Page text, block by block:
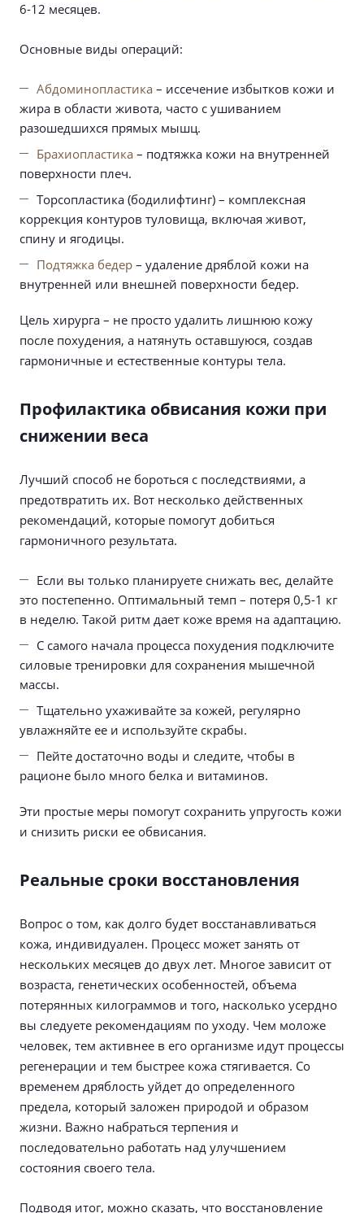
6-12 месяцев.
Основные виды операций:
Абдоминопластика – иссечение избытков кожи и
жира в области живота, часто с ушиванием
разошедшихся прямых мышц.
Брахиопластика – подтяжка кожи на внутренней
поверхности плеч.
Торсопластика (бодилифтинг) – комплексная
коррекция контуров туловища, включая живот,
спину и ягодицы.
Подтяжка бедер – удаление дряблой кожи на
внутренней или внешней поверхности бедер.
Цель хирурга – не просто удалить лишнюю кожу
после похудения, а натянуть оставшуюся, создав
гармоничные и естественные контуры тела.
Профилактика обвисания кожи при
снижении веса
Лучший способ не бороться с последствиями, а
предотвратить их. Вот несколько действенных
рекомендаций, которые помогут добиться
гармоничного результата.
Если вы только планируете снижать вес, делайте
это постепенно. Оптимальный темп – потеря 0,5-1 кг
в неделю. Такой ритм дает коже время на адаптацию.
С самого начала процесса похудения подключите
силовые тренировки для сохранения мышечной
массы.
Тщательно ухаживайте за кожей, регулярно
увлажняйте ее и используйте скрабы.
Пейте достаточно воды и следите, чтобы в
рационе было много белка и витаминов.
Эти простые меры помогут сохранить упругость кожи
и снизить риски ее обвисания.
Реальные сроки восстановления
Вопрос о том, как долго будет восстанавливаться
кожа, индивидуален. Процесс может занять от
нескольких месяцев до двух лет. Многое зависит от
возраста, генетических особенностей, объема
потерянных килограммов и того, насколько усердно
вы следуете рекомендациям по уходу. Чем моложе
человек, тем активнее в его организме идут процессы
регенерации и тем быстрее кожа стягивается. Со
временем дряблость уйдет до определенного
предела, который заложен природой и образом
жизни. Важно набраться терпения и
последовательно работать над улучшением
состояния своего тела.
Подводя итог, можно сказать, что восстановление